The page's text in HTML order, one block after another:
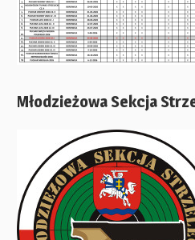
Młodzieżowa Sekcja